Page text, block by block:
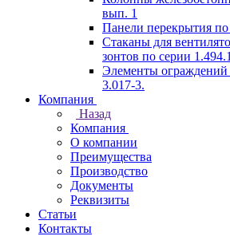
вып. 1
Панели перекрытия по
Стаканы для
зонтов по серии
Элементы ограждений
3.017-3.
Компания
Назад
Компания
О компании
Преимущества
Производство
Документы
Реквизиты
Статьи
Контакты